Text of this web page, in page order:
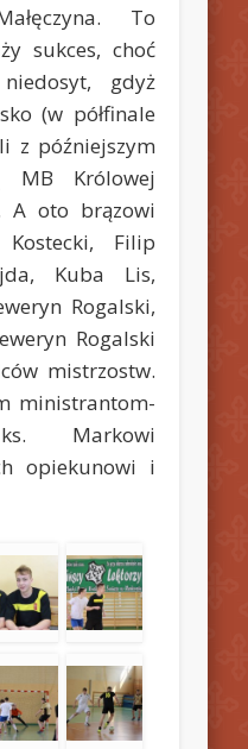
To
sukces, choć
gdyż
(w półfinale
z późniejszym
MB Królowej
A oto brązowi
Filip
Kuba Lis,
Rogalski,
Rogalski
mistrzostw.
ministrantom-
Markowi
opiekunowi i